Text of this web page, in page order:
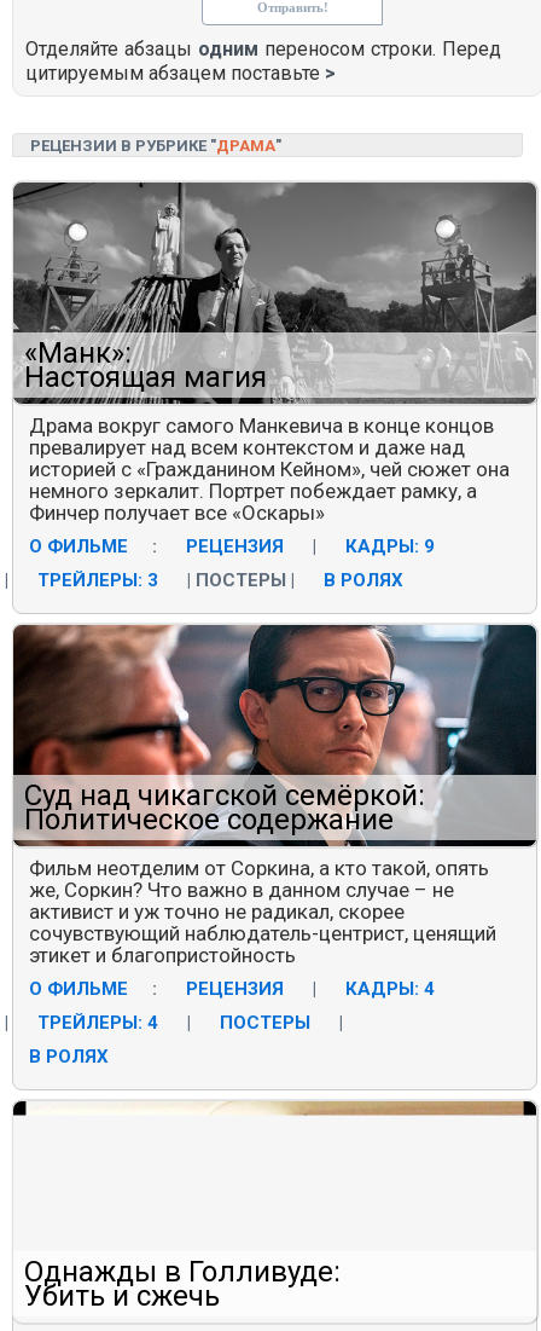
Отделяйте абзацы одним переносом строки. Перед
цитируемым абзацем поставьте >
РЕЦЕНЗИИ В РУБРИКЕ "ДРАМА"
«Манк»:
Настоящая магия
Драма вокруг самого Манкевича в конце концов
превалирует над всем контекстом и даже над
историей с «Гражданином Кейном», чей сюжет она
немного зеркалит. Портрет побеждает рамку, а
Финчер получает все «Оскары»
О ФИЛЬМЕ : РЕЦЕНЗИЯ
КАДРЫ: 9
ТРЕЙЛЕРЫ: 3 ПОСТЕРЫ В РОЛЯХ
Суд над чикагской семёркой:
Политическое содержание
Фильм неотделим от Соркина, а кто такой, опять
же, Соркин? Что важно в данном случае – не
активист и уж точно не радикал, скорее
сочувствующий наблюдатель-центрист, ценящий
этикет и благопристойность
О ФИЛЬМЕ : РЕЦЕНЗИЯ
КАДРЫ: 4
ТРЕЙЛЕРЫ: 4 ПОСТЕРЫ
В РОЛЯХ
Однажды в Голливуде:
Убить и сжечь